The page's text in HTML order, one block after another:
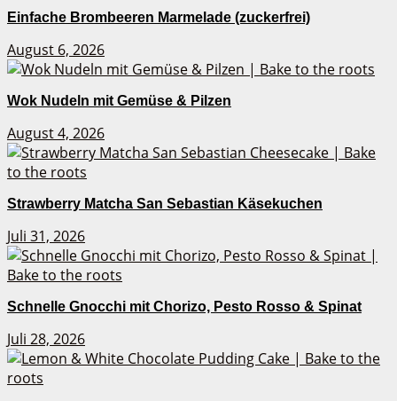
Einfache Brombeeren Marmelade (zuckerfrei)
August 6, 2026
Wok Nudeln mit Gemüse & Pilzen
August 4, 2026
Strawberry Matcha San Sebastian Käsekuchen
Juli 31, 2026
Schnelle Gnocchi mit Chorizo, Pesto Rosso & Spinat
Juli 28, 2026